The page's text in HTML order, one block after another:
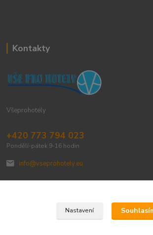
Kontakty
Všeprohotely
+420 773 794 023
Pondělí-pátek 9-16 hodin
info@vseprohotely.eu
Upravit sběr cookies.
Nastavení